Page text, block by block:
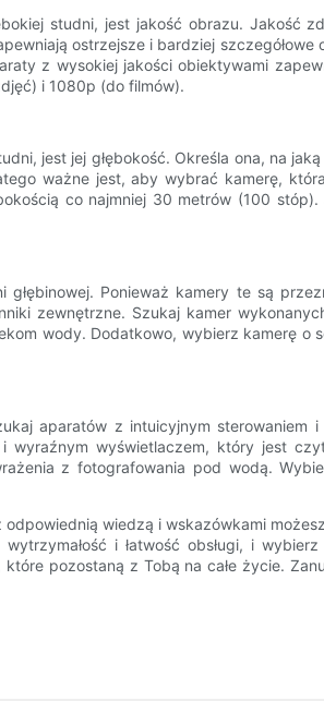
studni, jest jakość obrazu. Jakość
ostrzejsze i bardziej
z wysokiej jakości obiektywami
i 1080p (do filmów).
jest jej głębokość. Określa ona, na
ważne jest, aby wybrać kamerę,
co najmniej 30 metrów (100
Ponieważ kamery te są
zewnętrzne. Szukaj kamer
wody. Dodatkowo, wybierz kamerę o
aparatów z intuicyjnym sterowaniem
wyświetlaczem, który jest
z fotografowania pod wodą.
wiedzą i wskazówkami
i łatwość obsługi, i
pozostaną z Tobą na całe życie.